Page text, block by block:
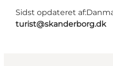
Sidst opdateret af:
turist@skanderborg.dk